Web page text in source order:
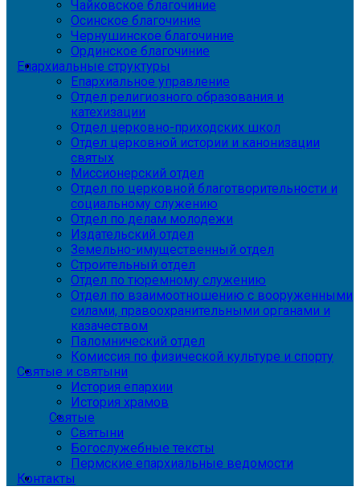
Чайковское благочиние
Осинское благочиние
Чернушинское благочиние
Ординское благочиние
Епархиальные структуры
Епархиальное управление
Отдел религиозного образования и
катехизации
Отдел церковно-приходских школ
Отдел церковной истории и канонизации
святых
Миссионерский отдел
Отдел по церковной благотворительности и
социальному служению
Отдел по делам молодежи
Издательский отдел
Земельно-имущественный отдел
Строительный отдел
Отдел по тюремному служению
Отдел по взаимоотношению с вооруженными
силами, правоохранительными органами и
казачеством
Паломнический отдел
Комиссия по физической культуре и спорту
Святые и святыни
История епархии
История храмов
Святые
Святыни
Богослужебные тексты
Пермские епархиальные ведомости
Контакты